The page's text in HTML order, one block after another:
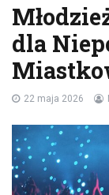
dla
22 maja 2026